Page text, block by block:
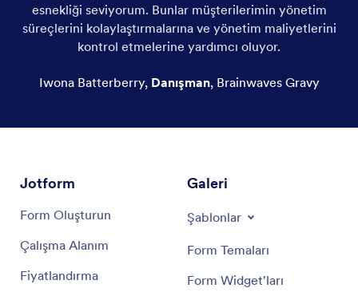
esnekliği seviyorum. Bunlar müşterilerimin yönetim
süreçlerini kolaylaştırmalarına ve yönetim maliyetlerini
kontrol etmelerine yardımcı oluyor.
Iwona Batterberry, Danışman, Brainwaves Gravy
Jotform
Form Oluşturun
Çalışma Alanım
Fiyatlandırma
Galeri
Şablonlar
Form Temaları
Form Widget'ları